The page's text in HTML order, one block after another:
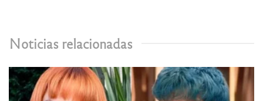
Noticias relacionadas